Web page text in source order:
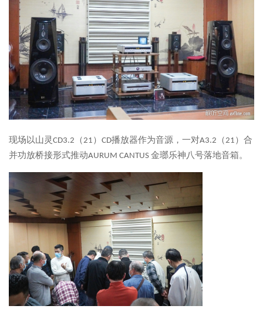
现场以山灵CD3.2（21）CD播放器作为音源，一对A3.2（21）合
并功放桥接形式推动AURUM CANTUS 金瑯乐神八号落地音箱。